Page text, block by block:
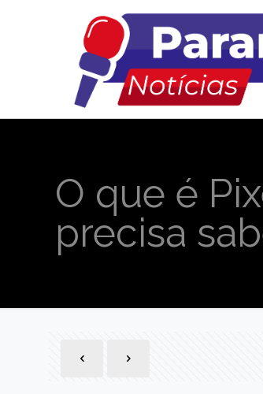
O que é
precisa